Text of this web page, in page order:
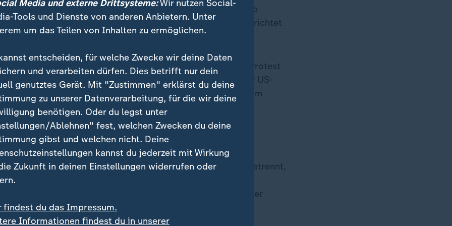
Podcaster und Unterstützer von Präsident Trump
die Festnahme Lemons, weil er über die Protestaktion berichtet
Pastor der betroffenen Kirche in einem Interview, ob der Protest
gedeckt sei, die im ersten Zusatzartikel der US-
ist. Der Geistliche verurteilte die Aktion in seinem
als "schändlich".
für Kritik bei Konservativen
April 2023 von dem Morgenmagazin-Moderator Lemon getrennt,
Äußerungen über die republikanische
Nikki Haley scharfe Kritik im konservativen Lager
Media und externe Drittsysteme:Wir nutzen Social-
Tools und Dienste von anderen Anbietern. Unter
um das Teilen von Inhalten zu ermöglichen.
entscheiden, für welche Zwecke wir deine Daten
und verarbeiten dürfen. Dies betrifft nur dein
genutztes Gerät. Mit "Zustimmen" erklärst du deine
zu unserer Datenverarbeitung, für die wir deine
benötigen. Oder du legst unter
Ablehnen" fest, welchen Zwecken du deine
gibst und welchen nicht. Deine
kannst du jederzeit mit Wirkung
Zukunft in deinen Einstellungen widerrufen oder
findest du das Impressum.
Informationen findest du in unserer